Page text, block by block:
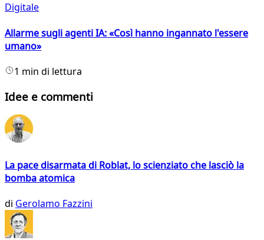
Digitale
Allarme sugli agenti IA: «Così hanno ingannato l'essere
umano»
1 min di lettura
Idee e commenti
La pace disarmata di Roblat, lo scienziato che lasciò la
bomba atomica
di Gerolamo Fazzini